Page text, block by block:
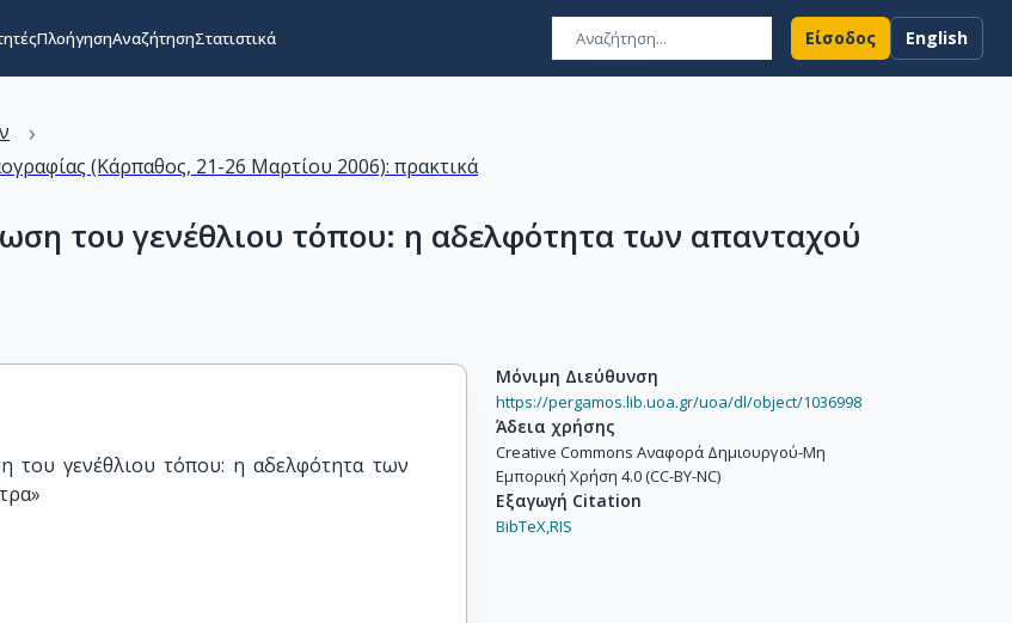
ΠλοήγησηΑναζήτησηΣτατιστικά Είσοδος English
›
(Κάρπαθος, 21-26 Μαρτίου 2006): πρακτικά
του γενέθλιου τόπου: η αδελφότητα των απανταχού
του γενέθλιου τόπου: η αδελφότητα των
Μόνιμη Διεύθυνση
https://pergamos.lib.uoa.gr/uoa/dl/object/1036998
Άδεια χρήσης
Creative Commons Αναφορά Δημιουργού-Μη
Εμπορική Χρήση 4.0 (CC-BY-NC)
Εξαγωγή Citation
BibTeX,RIS